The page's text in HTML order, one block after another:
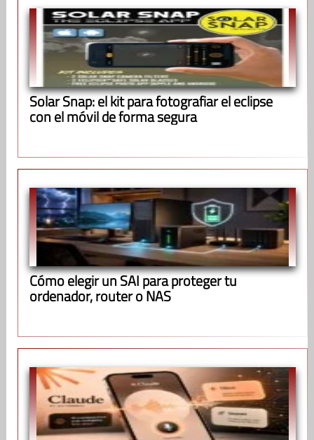
Solar Snap: el kit para fotografiar el eclipse
con el móvil de forma segura
Cómo elegir un SAI para proteger tu
ordenador, router o NAS